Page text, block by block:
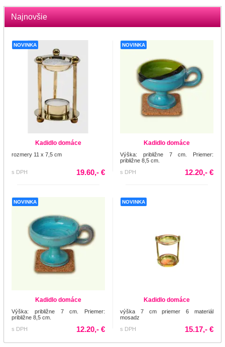
Najnovšie
NOVINKA
Kadidlo domáce
rozmery 11 x 7,5 cm
s DPH 19.60,- €
NOVINKA
Kadidlo domáce
Výška: približne 7 cm. Priemer:
približne 8,5 cm.
s DPH
12.20,- €
NOVINKA
Kadidlo domáce
Výška: približne 7 cm. Priemer:
približne 8,5 cm.
s DPH
12.20,- €
NOVINKA
Kadidlo domáce
výška 7 cm priemer 6 materiál
mosadz
s DPH
15.17,- €